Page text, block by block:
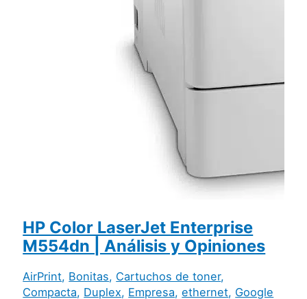
HP Color LaserJet Enterprise
M554dn | Análisis y Opiniones
AirPrint, Bonitas, Cartuchos de toner,
Compacta, Duplex, Empresa,ethernet, Google